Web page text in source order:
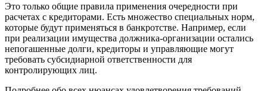
Это только общие правила применения очередности при
расчетах с кредиторами. Есть множество специальных норм,
которые будут применяться в банкротстве. Например, если
при реализации имущества должника-организации остались
непогашенные долги, кредиторы и управляющие могут
требовать субсидиарной ответственности для
контролирующих лиц.